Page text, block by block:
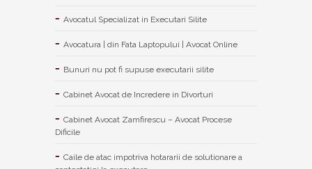
Avocatul Specializat in Executari Silite
Avocatura | din Fata Laptopului | Avocat Online
Bunuri nu pot fi supuse executarii silite
Cabinet Avocat de Incredere in Divorturi
Cabinet Avocat Zamfirescu – Avocat Procese
Dificile
Caile de atac impotriva hotararii de solutionare a